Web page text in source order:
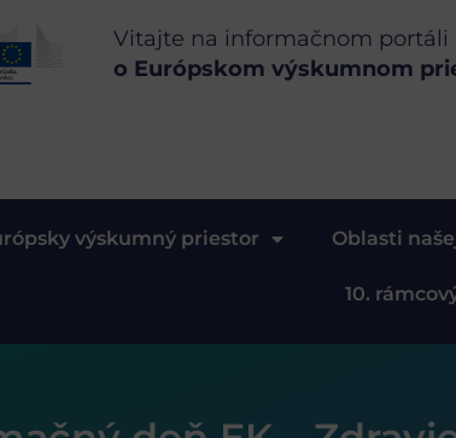
Vitajte na informačnom portáli
o Európskom výskumnom
výskumný priestor Oblasti
10.